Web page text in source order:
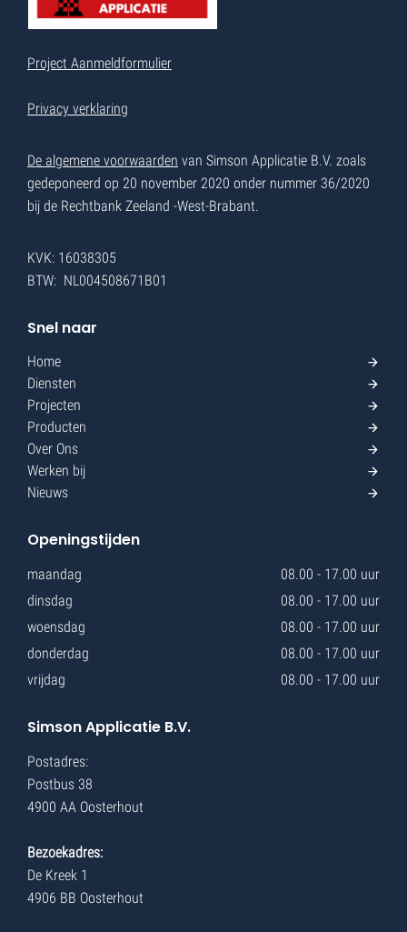
Project Aanmeldformulier
Privacy verklaring
De algemene voorwaarden van Simson Applicatie B.V. zoals
gedeponeerd op 20 november 2020 onder nummer 36/2020
bij de Rechtbank Zeeland -West-Brabant.
KVK: 16038305
BTW: NL004508671B01
Snel naar
Home
Diensten
Projecten
Producten
Over Ons
Werken bij
Nieuws
Openingstijden
maandag
08.00 - 17.00 uur
dinsdag
08.00 - 17.00 uur
woensdag
08.00 - 17.00 uur
donderdag
08.00 - 17.00 uur
vrijdag
08.00 - 17.00 uur
Simson Applicatie B.V.
Postadres:
Postbus 38
4900 AA Oosterhout
Bezoekadres:
De Kreek 1
4906 BB Oosterhout